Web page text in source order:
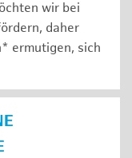
wir bei
daher
ermutigen, sich